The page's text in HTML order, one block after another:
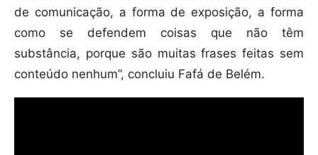
de comunicação, a forma de exposição, a forma
como se defendem coisas que não têm
substância, porque são muitas frases feitas sem
conteúdo nenhum”, concluiu Fafá de Belém.